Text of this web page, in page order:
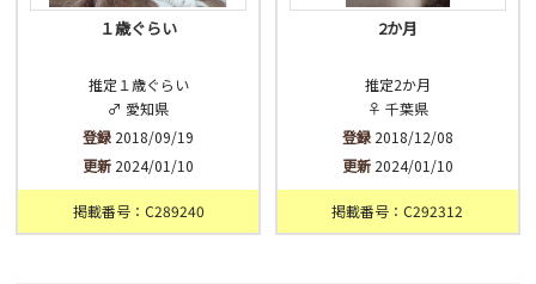
１歳ぐらい
推定１歳ぐらい
♂ 愛知県
登録 2018/09/19
更新 2024/01/10
掲載番号：C289240
2か月
推定2か月
♀ 千葉県
登録2018/12/08
更新2024/01/10
掲載番号：C292312